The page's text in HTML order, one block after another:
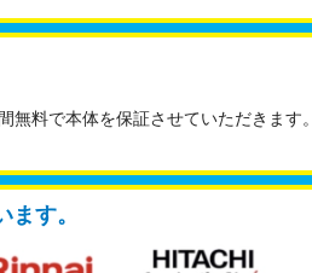
無料で本体を保証させていただきます。
す。